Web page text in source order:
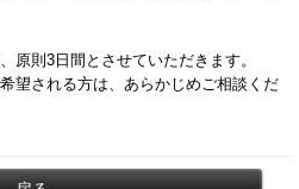
原則3日間とさせていただきます。
望される方は、あらかじめご相談くだ